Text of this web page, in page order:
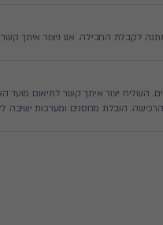
לקבלת החבילה. אנו ניצור איתך קשר
עם שליח תוך 14 ימי עסקים. השליח יצור איתך קשר לתיאום
הובלת מחסנים ומערכות ישיבה